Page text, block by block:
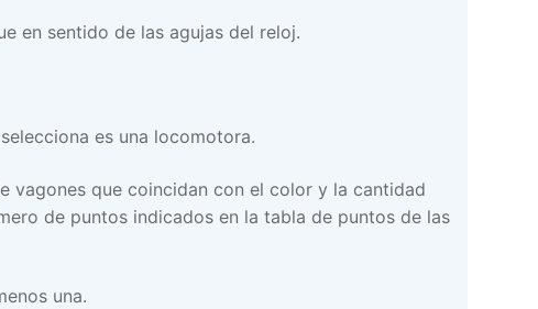
en sentido de las agujas del reloj.
es una locomotora.
vagones que coincidan con el color y la cantidad
de puntos indicados en la tabla de puntos de las
una.